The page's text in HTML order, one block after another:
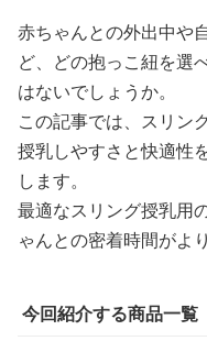
赤ちゃんとの外出中や
ど、どの抱っこ紐を選
はないでしょうか。
この記事では、スリン
授乳しやすさと快適性
します。
最適なスリング授乳用
ゃんとの密着時間がよ
今回紹介する商品一覧